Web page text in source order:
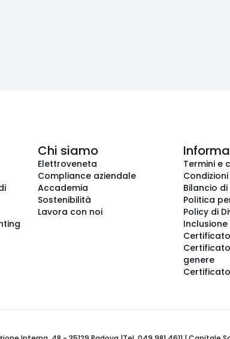
Chi siamo
Elettroveneta
Compliance aziendale
Accademia
Sostenibilità
Lavora con noi
Termini e
Bilancio
Politica
Policy di
Inclusione
genere
Certificato